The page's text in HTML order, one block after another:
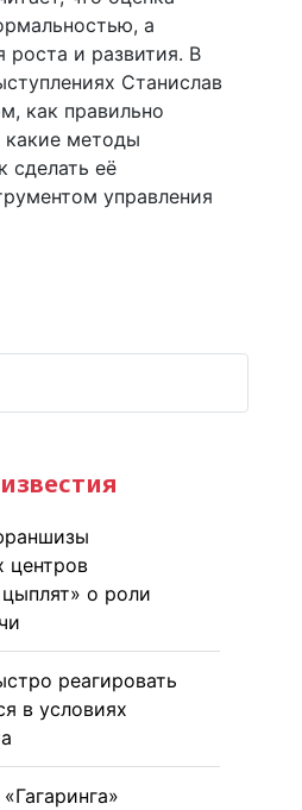
а
и развития. В
Станислав
как правильно
какие методы
сделать её
управления
известия
центров
о роли
реагировать
в условиях